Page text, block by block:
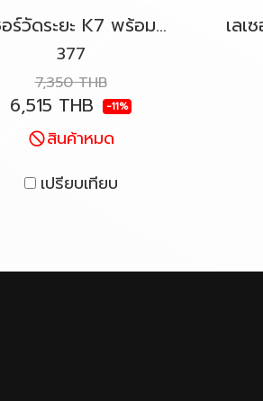
เลเซอร์วัดระยะ K7 พร้อม Bluetooth (100m) KAPRO รุ่น 377 Kaprometer™
377
7,350 THB
6,515 THB -11%
สินค้าหมด
เปรียบเทียบ